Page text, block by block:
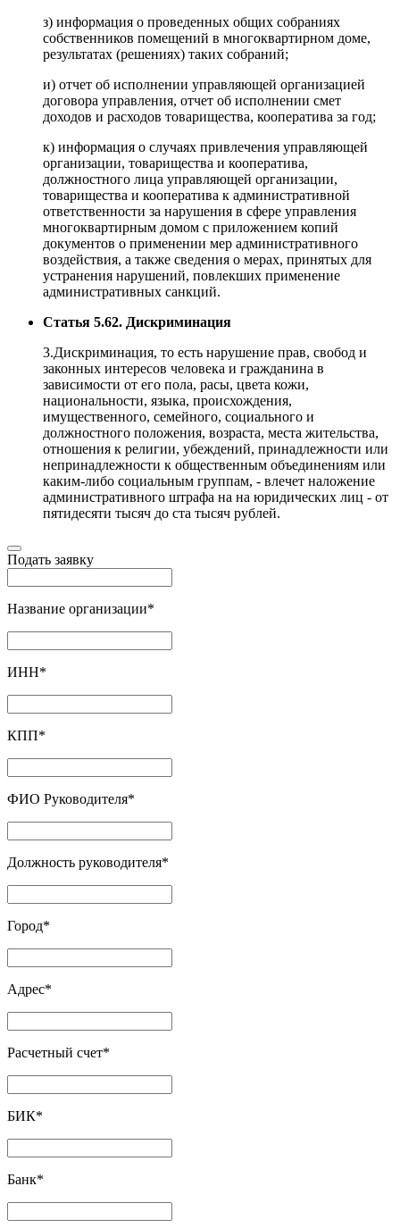
з) информация о проведенных общих собраниях
собственников помещений в многоквартирном доме,
результатах (решениях) таких собраний;
и) отчет об исполнении управляющей организацией
договора управления, отчет об исполнении смет
доходов и расходов товарищества, кооператива за год;
к) информация о случаях привлечения управляющей
организации, товарищества и кооператива,
должностного лица управляющей организации,
товарищества и кооператива к административной
ответственности за нарушения в сфере управления
многоквартирным домом с приложением копий
документов о применении мер административного
воздействия, а также сведения о мерах, принятых для
устранения нарушений, повлекших применение
административных санкций.
Статья 5.62. Дискриминация
3.Дискриминация, то есть нарушение прав, свобод и
законных интересов человека и гражданина в
зависимости от его пола, расы, цвета кожи,
национальности, языка, происхождения,
имущественного, семейного, социального и
должностного положения, возраста, места жительства,
отношения к религии, убеждений, принадлежности или
непринадлежности к общественным объединениям или
каким-либо социальным группам, - влечет наложение
административного штрафа на на юридических лиц - от
пятидесяти тысяч до ста тысяч рублей.
Подать заявку
Название организации*
ИНН*
КПП*
ФИО Руководителя*
Должность руководителя*
Город*
Адрес*
Расчетный счет*
БИК*
Банк*